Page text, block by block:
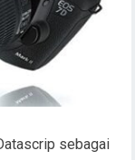
sebagai